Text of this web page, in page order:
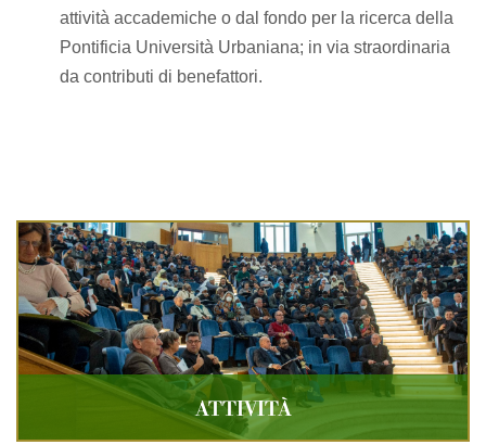
attività accademiche o dal fondo per la ricerca della
Pontificia Università Urbaniana; in via straordinaria
da contributi di benefattori.
ATTIVITÀ